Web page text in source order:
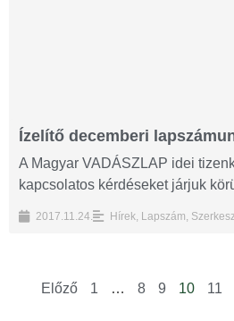
Ízelítő decemberi
A Magyar VADÁSZLAP idei
kapcsolatos kérdéseket járjuk
2017.11.24. Hírek, Lapszám,
Előző 1 … 8 9 10 11